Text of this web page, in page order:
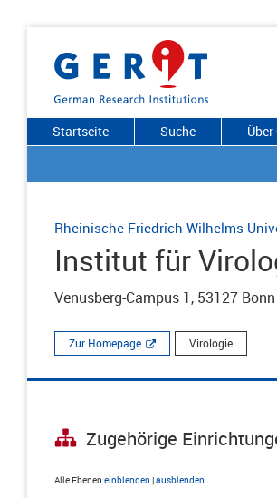
Startseite Suche Über
Rheinische Friedrich-Wilhelms-
Institut für
Venusberg-Campus 1, 53127 Bonn
Zur Homepage Virologie
Zugehörige
Alle Ebenen einblenden |ausblenden